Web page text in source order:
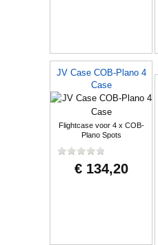
JV Case COB-Plano 4
Case
Flightcase voor 4 x COB-
Plano Spots
€ 134,20